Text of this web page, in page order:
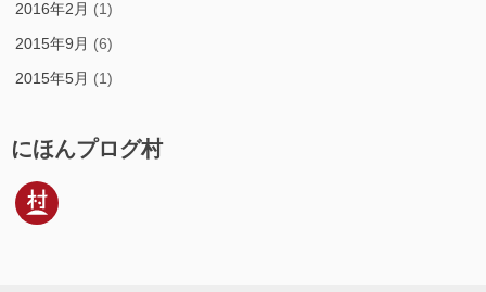
2016年2月 (1)
2015年9月 (6)
2015年5月 (1)
にほんプログ村